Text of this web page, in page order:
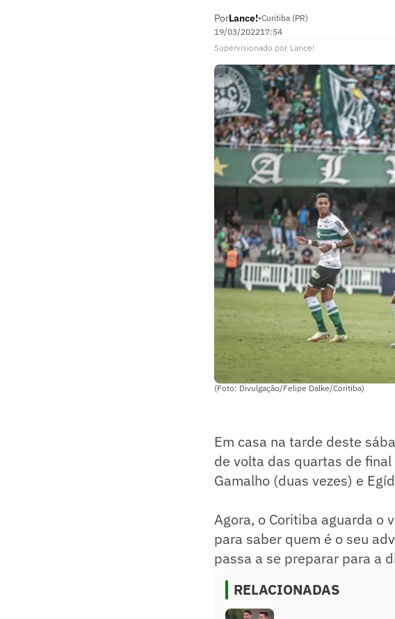
PorLance!•Curitiba (PR)
19/03/202217:54
Supervisionado por Lance!
(Foto: Divulgação/Felipe Dalke/Coritiba)
Em casa na tarde deste
de volta das quartas de
Gamalho (duas vezes) e
Agora, o Coritiba aguarda o
para saber quem é o seu
passa a se preparar para a
RELACIONADAS